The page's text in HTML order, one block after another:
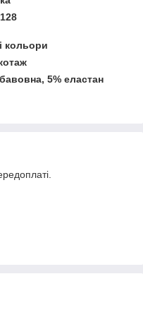
кольори
5% еластан